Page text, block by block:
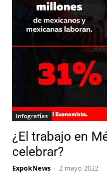
Infografías
¿El trabajo en
celebrar?
ExpokNews - 2 mayo 2022